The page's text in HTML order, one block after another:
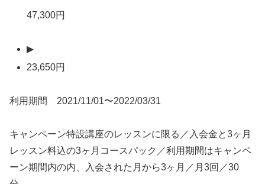
47,300円
▶
23,650円
利用期間 2021/11/01〜2022/03/31
キャンペーン特設講座のレッスンに限る／入会金と3ヶ月
レッスン料込の3ヶ月コースパック／利用期間はキャンペ
ーン期間内の内、入会された月から3ヶ月／月3回／30